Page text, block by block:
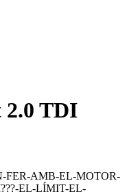
2.0 TDI
FER-AMB-EL-MOTOR-
EL-LÍMIT-EL-